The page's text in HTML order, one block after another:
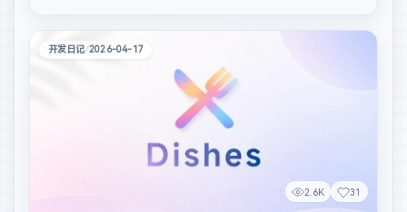
开发日记/2026-04-17
2.6K 31